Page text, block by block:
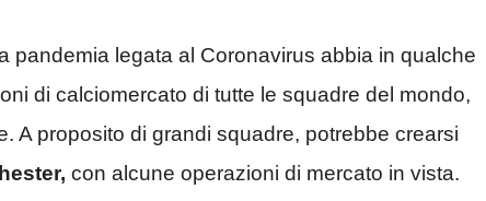
pandemia legata al Coronavirus abbia in qualche
di calciomercato di tutte le squadre del mondo,
A proposito di grandi squadre, potrebbe crearsi
con alcune operazioni di mercato in vista.